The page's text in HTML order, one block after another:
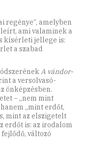
regénye”, amelyben
ami valaminek a
kísérleti jellege is:
a szabad
A vándor-
a versolvasó-
önképzésben.
– „nem mint
„mint erdőt,
mint az elszigetelt
erdőt is: az irodalom
változó